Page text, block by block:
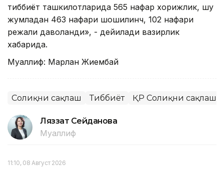
тиббиёт ташкилотларида 565 нафар хорижлик, шу
жумладан 463 нафари шошилинч, 102 нафари
режали даволанди», - дейилади вазирлик
хабарида.
Муаллиф: Марлан Жиембай
Соғлиқни сақлаш Тиббиёт ҚР Соғлиқни сақлаш
Ляззат Сейданова
Муаллиф
11:10, 08 Август 2026